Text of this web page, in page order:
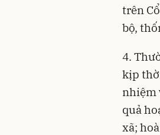
trên
bộ,
4.
kịp
nhiệm
quả
xã;